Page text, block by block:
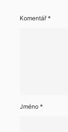
Komentář*
Jméno *